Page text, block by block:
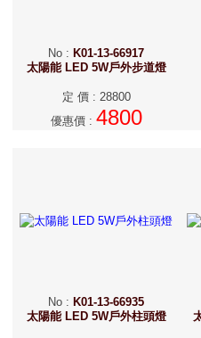
No : K01-13-66917
太陽能 LED 5W戶外步道燈
定 價: 28800
優惠價: 4800
No : K01-13-66935
太陽能 LED 5W戶外柱頭燈